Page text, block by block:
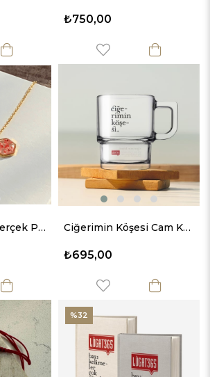
₺750,00
Fiorel Design | Gerçek Pembe Çiçekli Altıgen Kolye Ciğerimin Köşesi Cam Kupa
₺695,00
%32